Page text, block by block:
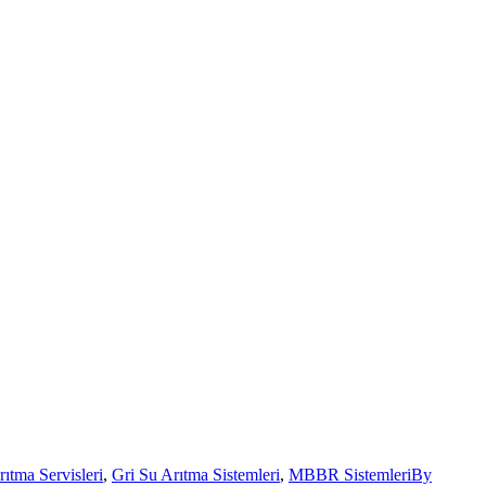
Servisleri, Gri Su Arıtma Sistemleri, MBBR SistemleriBy